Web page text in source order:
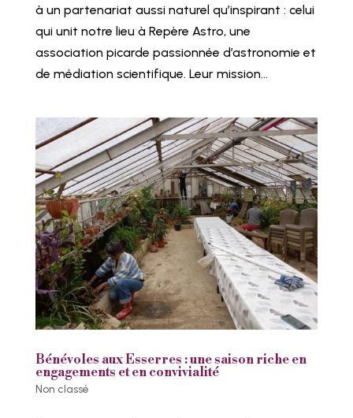
à un partenariat aussi naturel qu’inspirant : celui
qui unit notre lieu à Repère Astro, une
association picarde passionnée d’astronomie et
de médiation scientifique. Leur mission...
Bénévoles aux Esserres : une saison riche en
engagements et en convivialité
Non classé